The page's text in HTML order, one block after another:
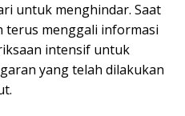
untuk menghindar. Saat
terus menggali informasi
intensif untuk
yang telah dilakukan